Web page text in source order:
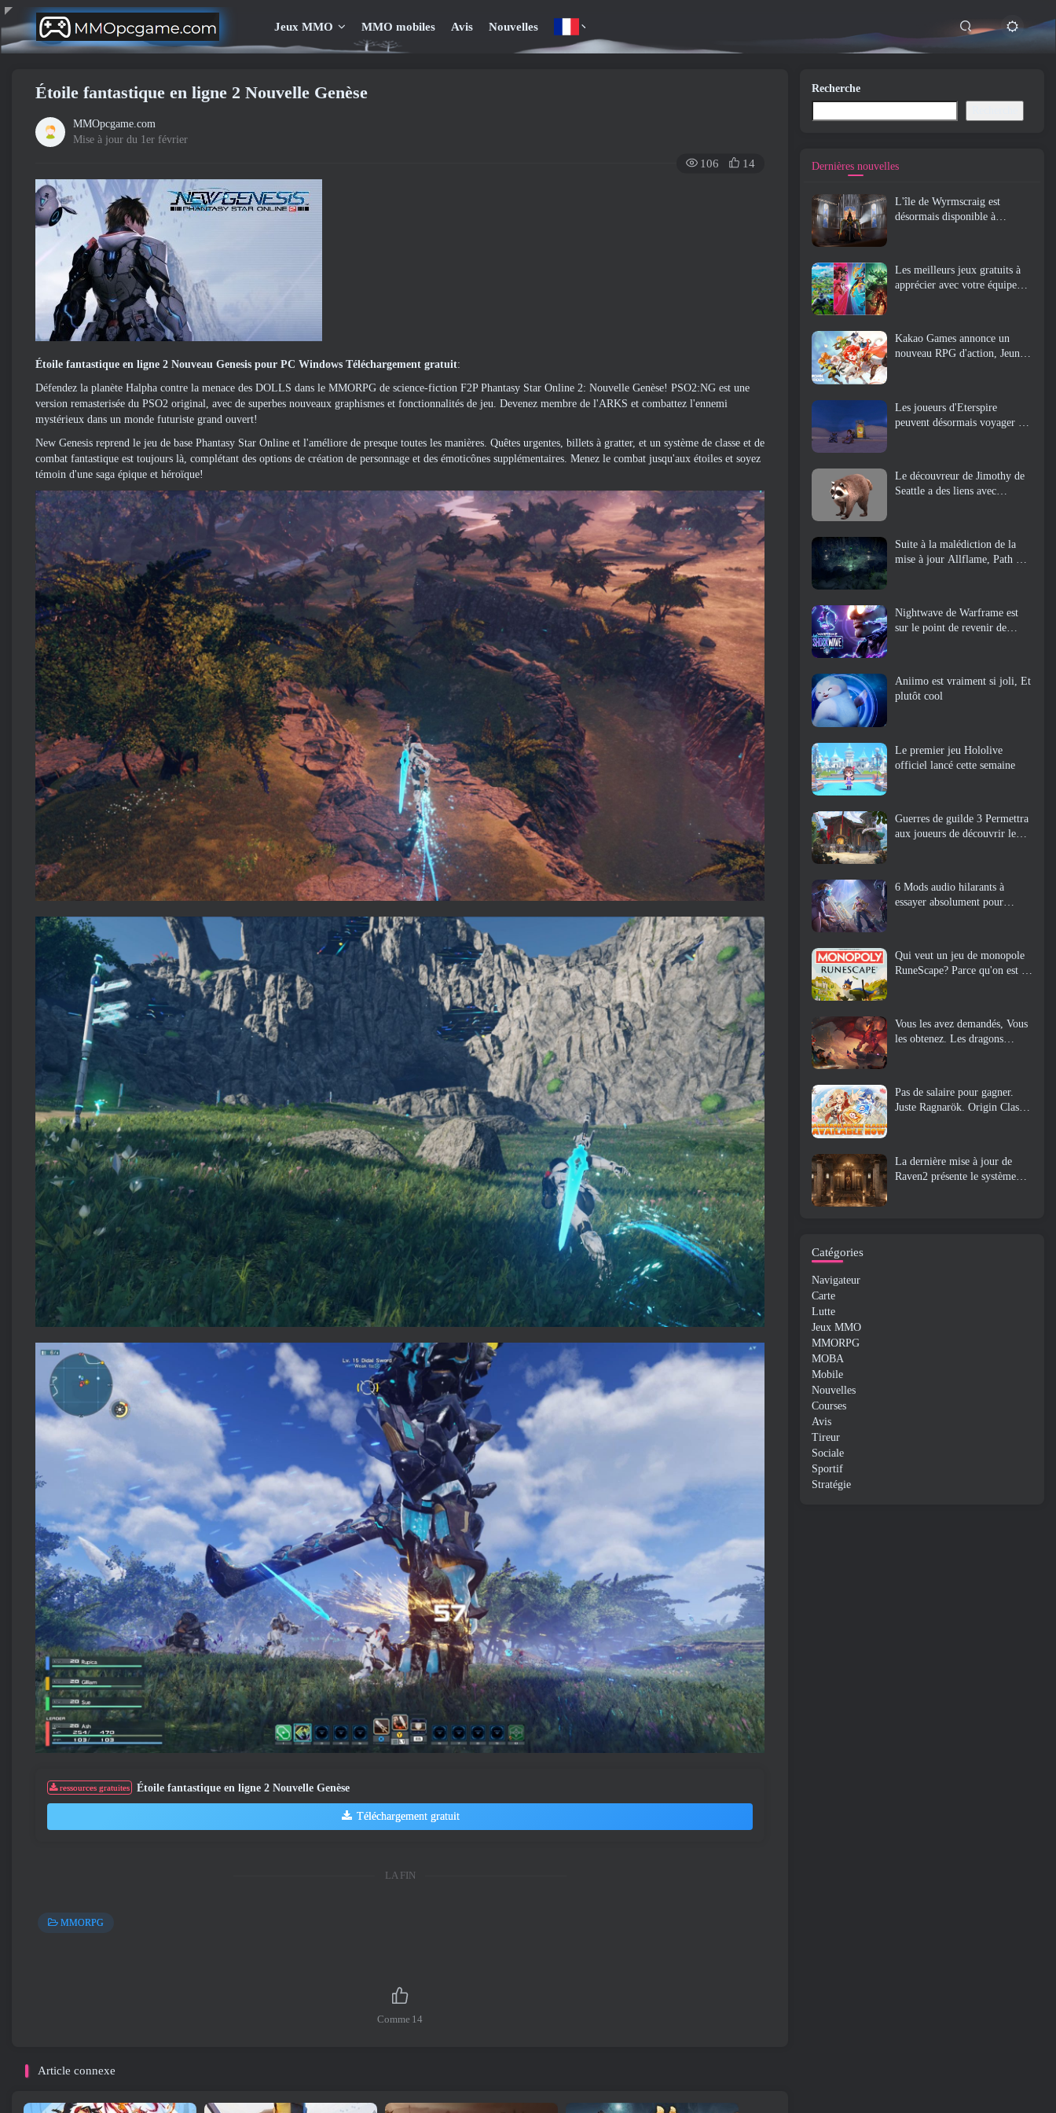
Jeux MMO MMO mobiles Avis Nouvelles
Étoile fantastique en ligne 2 Nouvelle Genèse
MMOpcgame.com
Mise à jour du 1er février
106 14
Étoile fantastique en ligne 2 Nouveau Genesis pour PC Windows Téléchargement gratuit:
Défendez la planète Halpha contre la menace des DOLLS dans le MMORPG de science-fiction F2P Phantasy Star Online 2: Nouvelle Genèse! PSO2:NG est une
version remasterisée du PSO2 original, avec de superbes nouveaux graphismes et fonctionnalités de jeu. Devenez membre de l'ARKS et combattez l'ennemi
mystérieux dans un monde futuriste grand ouvert!
New Genesis reprend le jeu de base Phantasy Star Online et l'améliore de presque toutes les manières. Quêtes urgentes, billets à gratter, et un système de classe et de
combat fantastique est toujours là, complétant des options de création de personnage et des émoticônes supplémentaires. Menez le combat jusqu'aux étoiles et soyez
témoin d'une saga épique et héroïque!
ressources gratuites Étoile fantastique en ligne 2 Nouvelle Genèse
Téléchargement gratuit
LA FIN
MMORPG
Comme 14
Article connexe
Recherche
Dernières nouvelles
L'île de Wyrmscraig est
désormais disponible à
Les meilleurs jeux gratuits à
apprécier avec votre équipe
Kakao Games annonce un
nouveau RPG d'action, Jeune
Les joueurs d'Eterspire
peuvent désormais voyager un
Le découvreur de Jimothy de
Seattle a des liens avec
Suite à la malédiction de la
mise à jour Allflame, Path Of
Nightwave de Warframe est
sur le point de revenir de
Aniimo est vraiment si joli, Et
plutôt cool
Le premier jeu Hololive
officiel lancé cette semaine
Guerres de guilde 3 Permettra
aux joueurs de découvrir le
6 Mods audio hilarants à
essayer absolument pour
Qui veut un jeu de monopole
RuneScape? Parce qu'on est en
Vous les avez demandés, Vous
les obtenez. Les dragons
Pas de salaire pour gagner.
Juste Ragnarök. Origin Classic
La dernière mise à jour de
Raven2 présente le système
Catégories
Navigateur
Carte
Lutte
Jeux MMO
MMORPG
MOBA
Mobile
Nouvelles
Courses
Avis
Tireur
Sociale
Sportif
Stratégie